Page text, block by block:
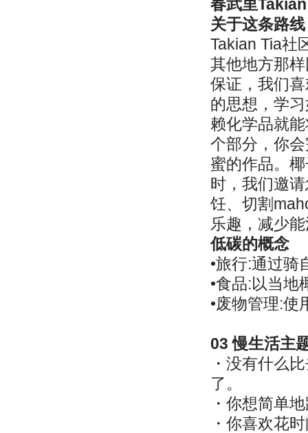
春武里
关于这条路线
Takian Tia社
其他地方那
保证，我们
的思想，学
赖化学品就
个部分，你
蜜的作品。
时，我们邀
饪、切割
乐趣，减少
低碳的概念
•旅行:通过骑
•食品:以当地
•废物管理:使
03 慢生活主
・没有什么
了。
・你想简单
・你喜欢花